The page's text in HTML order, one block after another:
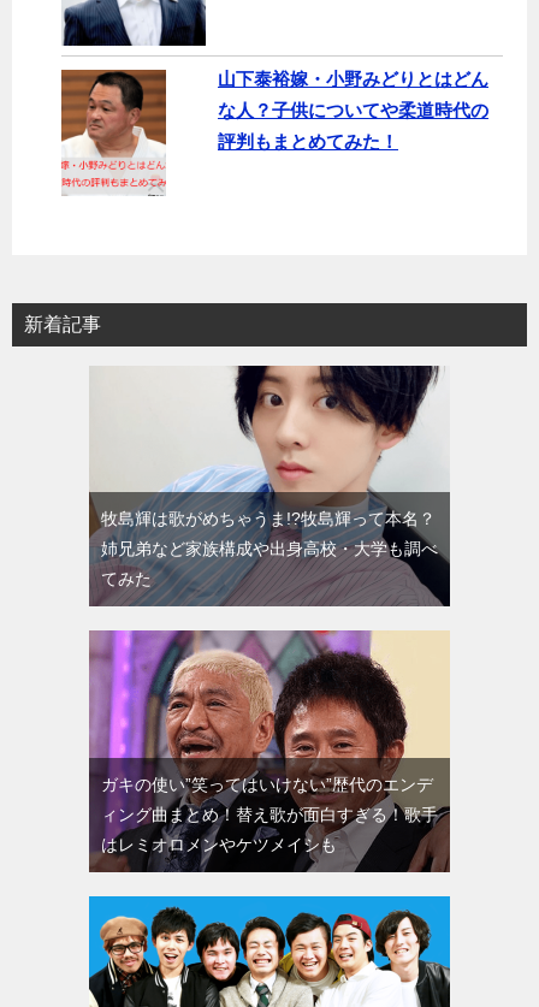
山下泰裕嫁・小野みどりとはどん
な人？子供についてや柔道時代の
評判もまとめてみた！
新着記事
牧島輝は歌がめちゃうま!?牧島輝って本名？
姉兄弟など家族構成や出身高校・大学も調べ
てみた
ガキの使い”笑ってはいけない”歴代のエンデ
ィング曲まとめ！替え歌が面白すぎる！歌手
はレミオロメンやケツメイシも